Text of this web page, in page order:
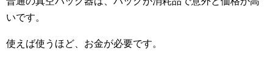
いです。
使えば使うほど、お金が必要です。